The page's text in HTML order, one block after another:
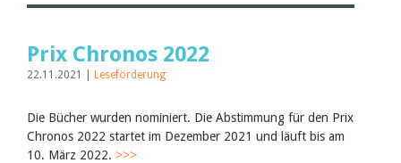
Prix Chronos 2022
22.11.2021 | Leseförderung
Die Bücher wurden nominiert. Die Abstimmung für den Prix
Chronos 2022 startet im Dezember 2021 und läuft bis am
10. März 2022. >>>